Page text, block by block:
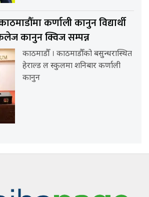
कर्णाली कानुन विद्यार्थी
कानुन क्विज सम्पन्न
काठमाडौँ । काठमाडौँको बसुन्धरास्थित
हेराल्ड ल स्कुलमा शनिबार कर्णाली
कानुन